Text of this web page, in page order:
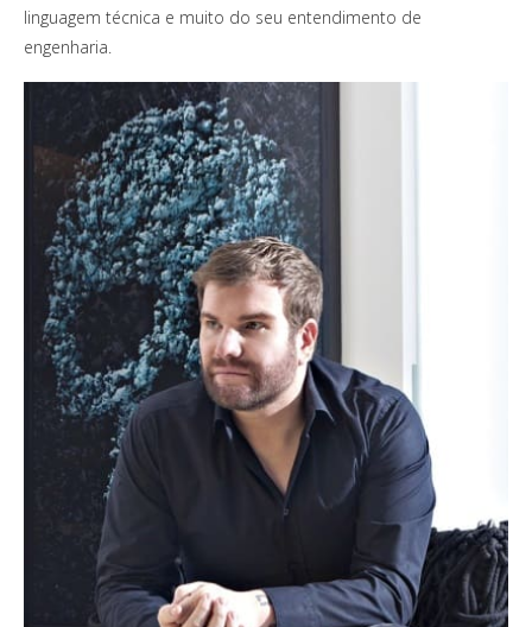
linguagem técnica e muito do seu entendimento de
engenharia.